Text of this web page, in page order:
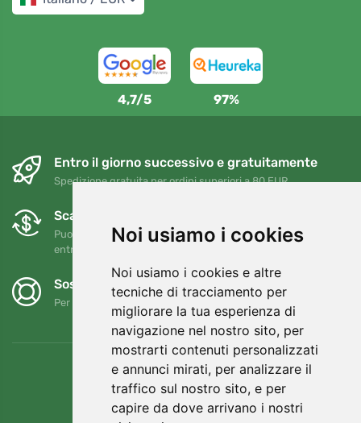
Noi usiamo i cookies
Noi usiamo i cookies e altre
tecniche di tracciamento per
migliorare la tua esperienza di
navigazione nel nostro sito, per
mostrarti contenuti personalizzati
e annunci mirati, per analizzare il
traffico sul nostro sito, e per
capire da dove arrivano i nostri
4,7/5 97%
Entro il giorno successivo e gratuitamente
Spedizione gratuita per ordini superiori a 80 EUR
Scambi e resi gratuiti
Puoi restituire o cambiare il tuo ordine in qualsiasi momento
entro 90 giorni
Sosteniamo Trees.org
Per ogni ordine piantiamo un albero! Leggi di più